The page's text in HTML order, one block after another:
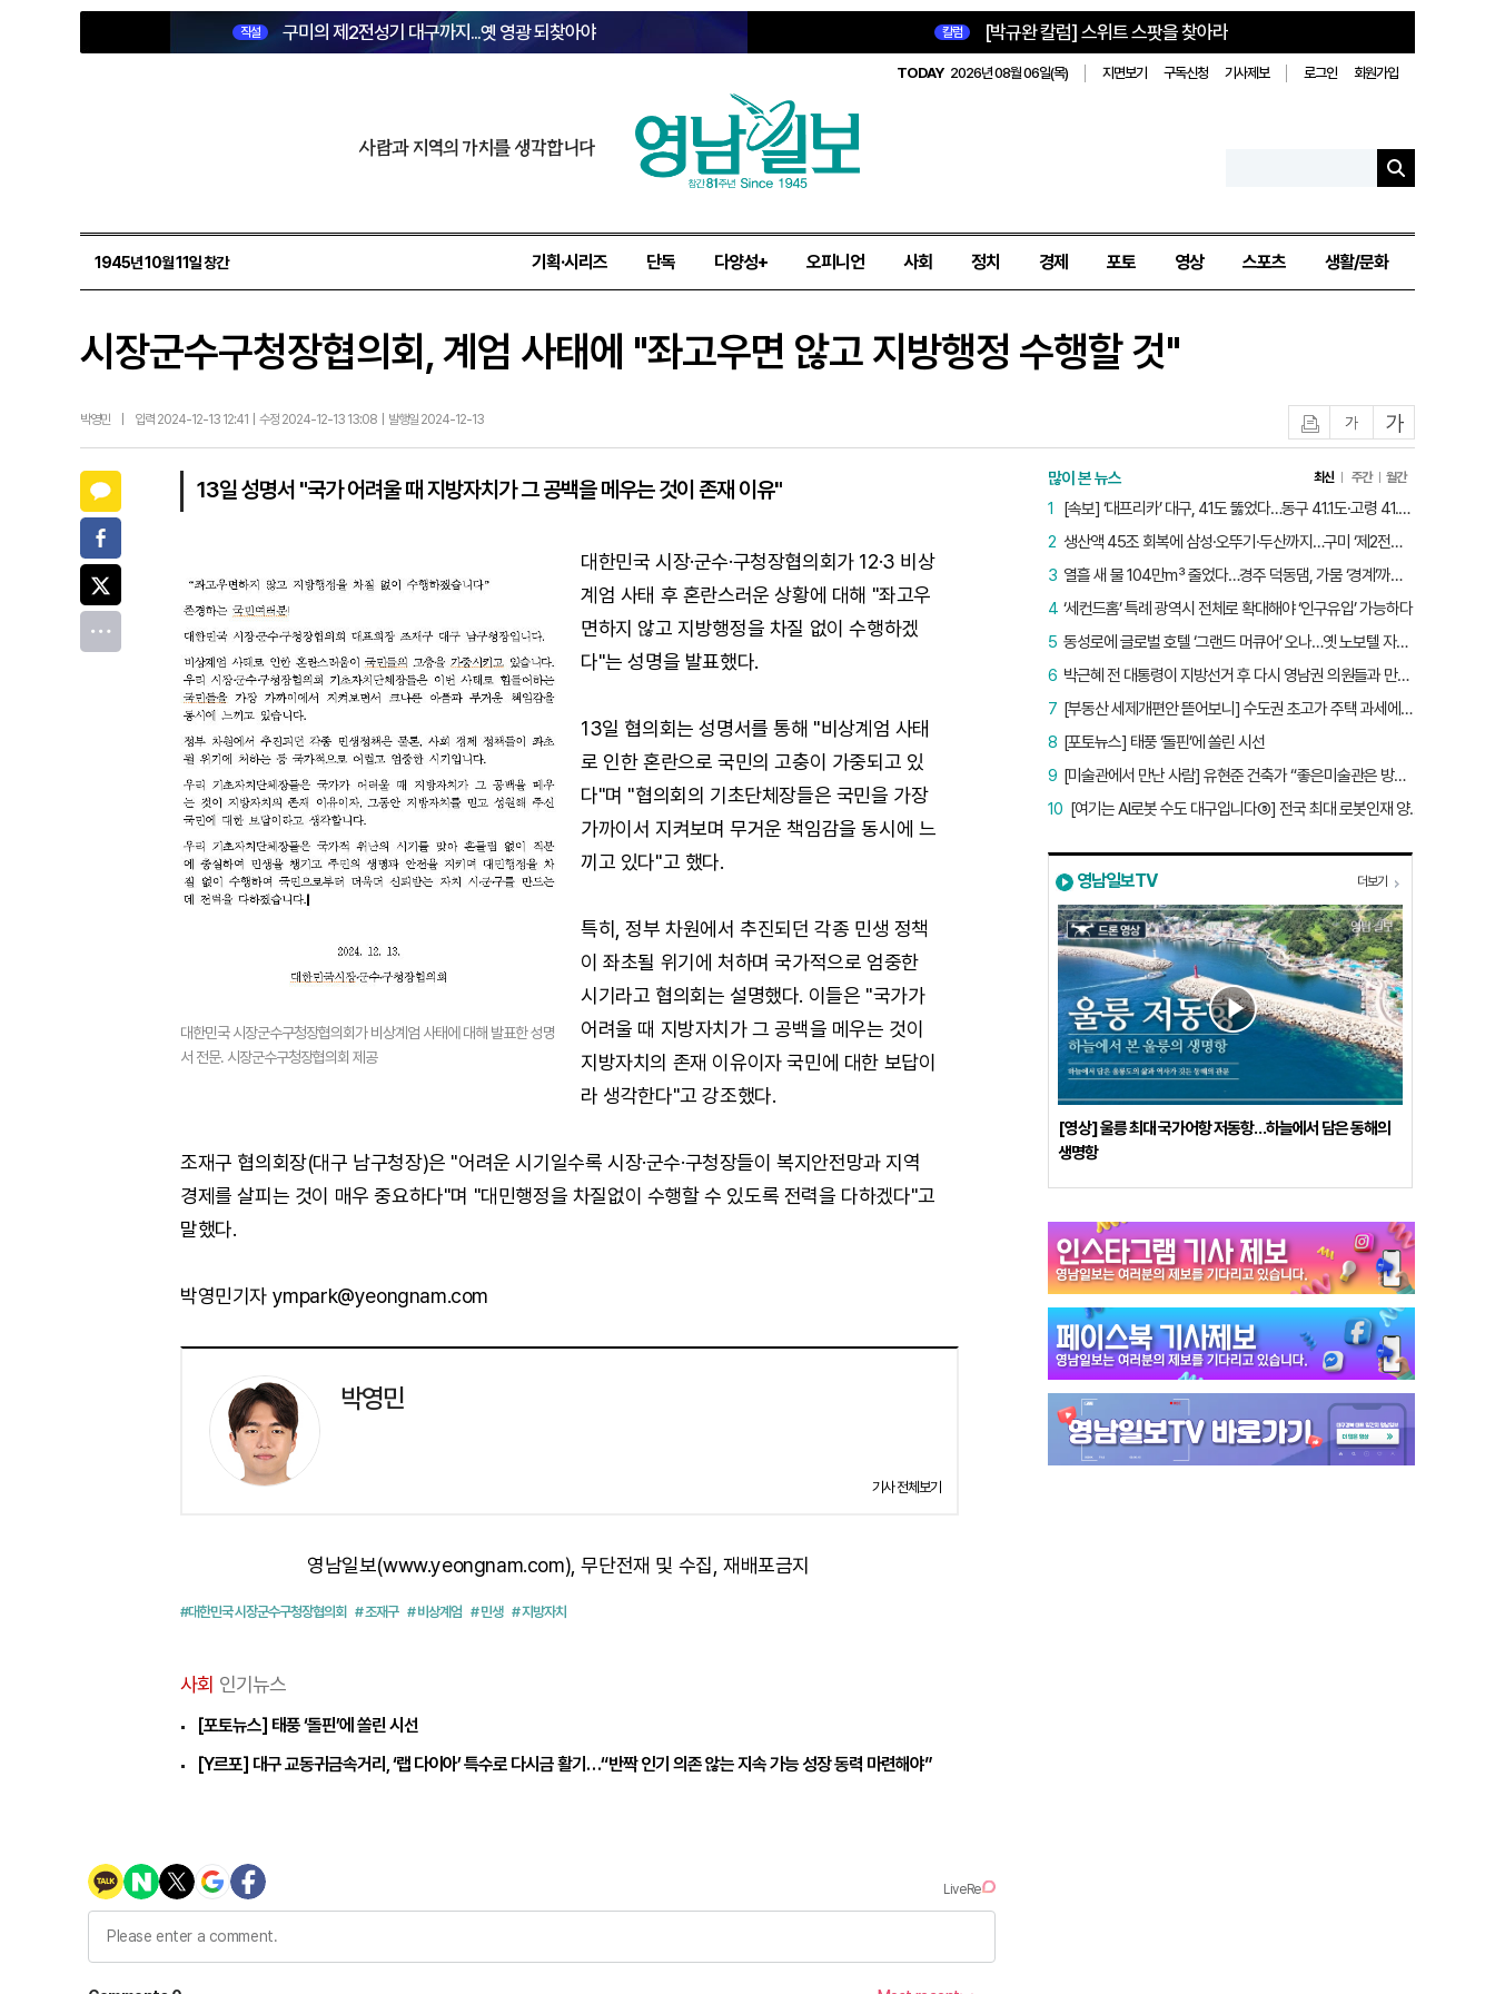
직설 구미의 제2전성기 대구까지...옛 영광 되찾아야 칼럼 [박규완 칼럼] 스위트 스팟을 찾아라
TODAY 2026년 08월 06일(목) 지면보기 구독신청 기사제보 로그인 회원가입
사람과 지역의 가치를 생각합니다
1945년 10월 11일 창간 기획·시리즈 단독 다양성+ 오피니언 사회 정치 경제 포토 영상 스포츠 생활/문화
시장군수구청장협의회, 계엄 사태에 "좌고우면 않고 지방행정 수행할 것"
박영민 입력 2024-12-13 12:41 | 수정 2024-12-13 13:08 | 발행일 2024-12-13 글자작게글자크게
13일 성명서 "국가 어려울 때 지방자치가 그 공백을 메우는 것이 존재 이유"
대한민국 시장군수구청장협의회가 비상계엄 사태에 대해 발표한 성명
서 전문. 시장군수구청장협의회 제공
대한민국 시장·군수·구청장협의회가 12·3 비상
계엄 사태 후 혼란스러운 상황에 대해 "좌고우
면하지 않고 지방행정을 차질 없이 수행하겠
다"는 성명을 발표했다.
13일 협의회는 성명서를 통해 "비상계엄 사태
로 인한 혼란으로 국민의 고충이 가중되고 있
다"며 "협의회의 기초단체장들은 국민을 가장
가까이서 지켜보며 무거운 책임감을 동시에 느
끼고 있다"고 했다.
특히, 정부 차원에서 추진되던 각종 민생 정책
이 좌초될 위기에 처하며 국가적으로 엄중한
시기라고 협의회는 설명했다. 이들은 "국가가
어려울 때 지방자치가 그 공백을 메우는 것이
지방자치의 존재 이유이자 국민에 대한 보답이
라 생각한다"고 강조했다.
조재구 협의회장(대구 남구청장)은 "어려운 시기일수록 시장·군수·구청장들이 복지안전망과 지역
경제를 살피는 것이 매우 중요하다"며 "대민행정을 차질없이 수행할 수 있도록 전력을 다하겠다"고
말했다.
박영민기자 ympark@yeongnam.com
박영민
기사 전체보기
영남일보(www.yeongnam.com), 무단전재 및 수집, 재배포금지
#대한민국 시장군수구청장협의회 # 조재구 # 비상계엄 # 민생 # 지방자치
사회 인기뉴스
[포토뉴스] 태풍 ‘돌핀’에 쏠린 시선
[Y르포] 대구 교동귀금속거리, ‘랩 다이아’ 특수로 다시금 활기…“반짝 인기 의존 않는 지속 가능 성장 동력 마련해야”
많이 본 뉴스 최신 주간 월간
[속보] ‘대프리카’ 대구, 41도 뚫었다…동구 41.1도·고령 41.2도
1
생산액 45조 회복에 삼성·오뚜기·두산까지…구미 ‘제2전성기’ 시작됐다
2
열흘 새 물 104만㎥ 줄었다…경주 덕동댐, 가뭄 ‘경계’까지 5.7%p
3
‘세컨드홈’ 특례 광역시 전체로 확대해야 ‘인구유입’ 가능하다
4
동성로에 글로벌 호텔 ‘그랜드 머큐어’ 오나…옛 노보텔 자리 사무실 개설
5
박근혜 전 대통령이 지방선거 후 다시 영남권 의원들과 만난 이유는?
6
[부동산 세제개편안 뜯어보니] 수도권 초고가 주택 과세에만 초점…침체된 지방 부동산 대책은 없다
7
[포토뉴스] 태풍 ‘돌핀’에 쏠린 시선
8
[미술관에서 만난 사람] 유현준 건축가 “좋은미술관은 방문객이 많은 미술관”
9
[여기는 AI로봇 수도 대구입니다⑤] 전국 최대 로봇인재 양성소…“대구산업 맞춤형 교육과정 만들자”
10
영남일보TV 더보기
[영상] 울릉 최대 국가어항 저동항…하늘에서 담은 동해의
생명항